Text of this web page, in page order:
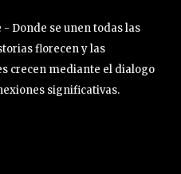
Donde se unen todas las
florecen y las
crecen mediante el dialogo
significativas.